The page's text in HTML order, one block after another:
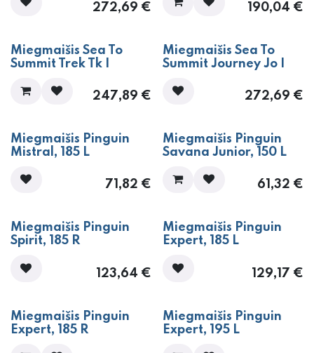
272,69 € 190,04 €
Miegmaišis Sea To
Summit Trek Tk I
247,89 €
Miegmaišis Sea To
Summit Journey Jo I
272,69 €
Miegmaišis Pinguin
Mistral, 185 L
71,82 €
Miegmaišis Pinguin
Savana Junior, 150 L
61,32 €
Miegmaišis Pinguin
Spirit, 185 R
123,64 €
Miegmaišis Pinguin
Expert, 185 L
129,17 €
Miegmaišis Pinguin
Expert, 185 R
Miegmaišis Pinguin
Expert, 195 L